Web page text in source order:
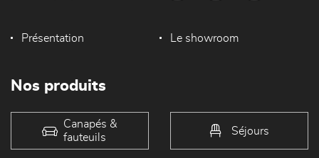
Présentation Le showroom
Nos produits
Canapés &
fauteuils
Séjours